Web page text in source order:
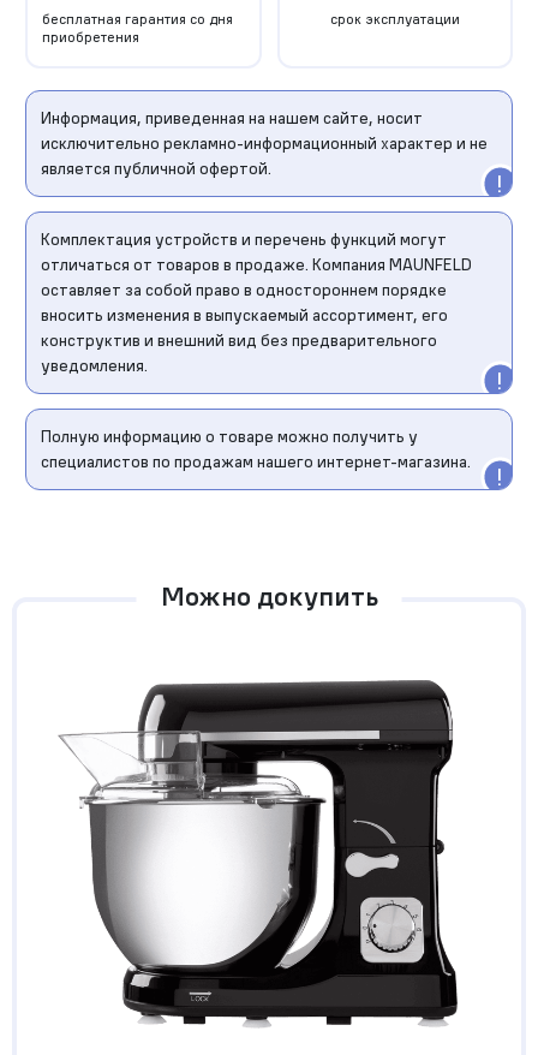
бесплатная гарантия со дня
приобретения
срок эксплуатации
Информация, приведенная на нашем сайте, носит
исключительно рекламно-информационный характер и не
является публичной офертой.
Комплектация устройств и перечень функций могут
отличаться от товаров в продаже. Компания MAUNFELD
оставляет за собой право в одностороннем порядке
вносить изменения в выпускаемый ассортимент, его
конструктив и внешний вид без предварительного
уведомления.
Полную информацию о товаре можно получить у
специалистов по продажам нашего интернет-магазина.
Можно докупить